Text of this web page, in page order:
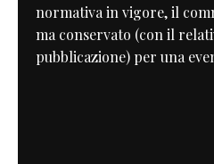
normativa in vigore, il
ma conservato (con il
pubblicazione) per una